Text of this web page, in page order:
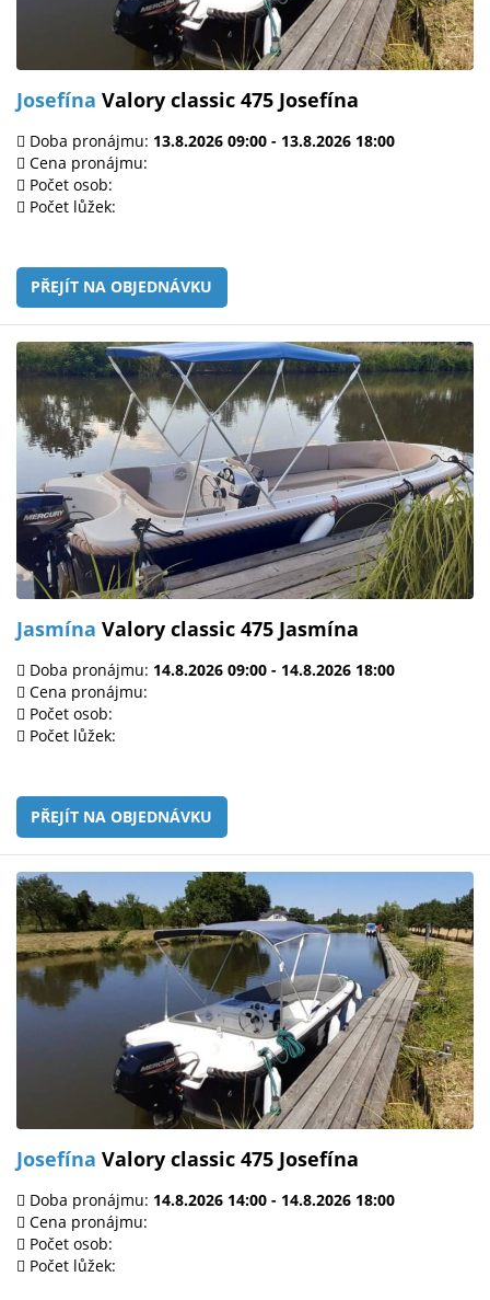
Josefína Valory classic 475 Josefína
Doba pronájmu: 13.8.2026 09:00 - 13.8.2026 18:00
Cena pronájmu:
Počet osob:
Počet lůžek:
PŘEJÍT NA OBJEDNÁVKU
Jasmína Valory classic 475 Jasmína
Doba pronájmu: 14.8.2026 09:00 - 14.8.2026 18:00
Cena pronájmu:
Počet osob:
Počet lůžek:
PŘEJÍT NA OBJEDNÁVKU
Josefína Valory classic 475 Josefína
Doba pronájmu: 14.8.2026 14:00 - 14.8.2026 18:00
Cena pronájmu:
Počet osob:
Počet lůžek: